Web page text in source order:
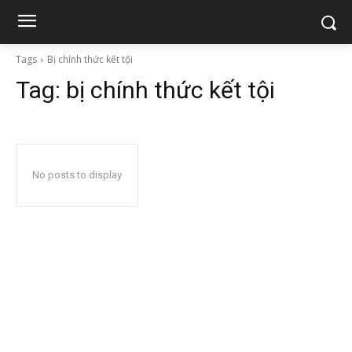
Tags Bị chính thức kết tội
Tag: bị chính thức kết tội
No posts to display